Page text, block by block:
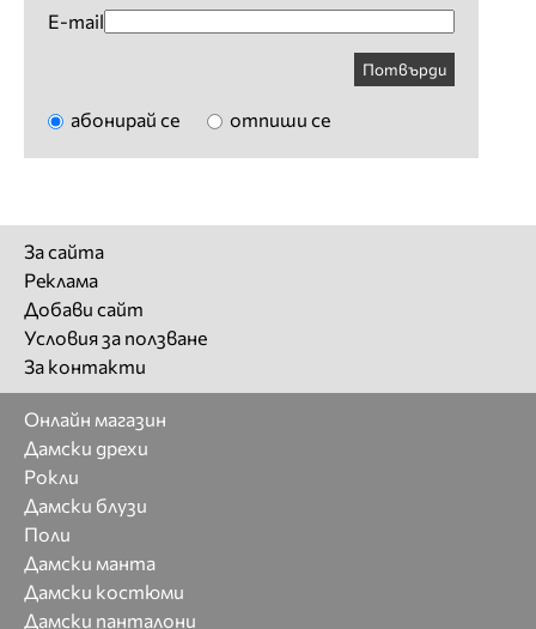
E-mail
Потвърди
абонирай се отпиши се
За сайта
Реклама
Добави сайт
Условия за ползване
За контакти
Онлайн магазин
Дамски дрехи
Рокли
Дамски блузи
Поли
Дамски манта
Дамски костюми
Дамски панталони